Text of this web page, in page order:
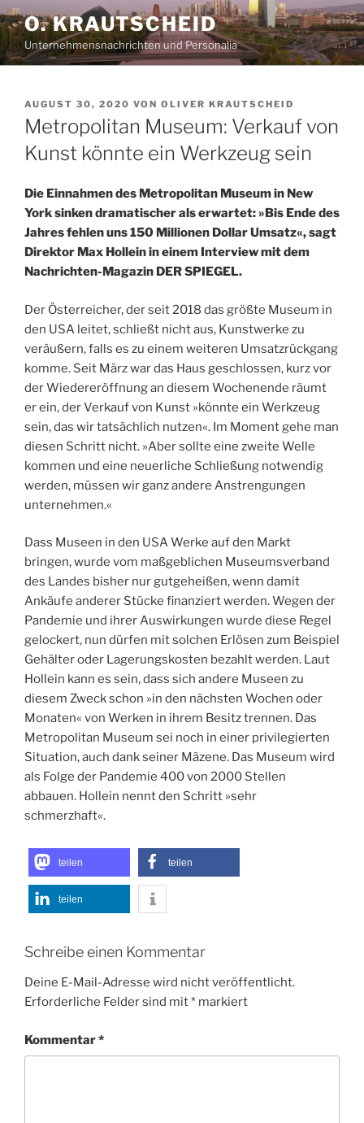
Zum
Inhalt
springen
O. KRAUTSCHEID
Unternehmensnachrichten und Personalia
VERÖFFENTLICHT
AM
AUGUST 30, 2020 VON OLIVER KRAUTSCHEID
Metropolitan Museum: Verkauf von
Kunst könnte ein Werkzeug sein
Die Einnahmen des Metropolitan Museum in New
York sinken dramatischer als erwartet: »Bis Ende des
Jahres fehlen uns 150 Millionen Dollar Umsatz«, sagt
Direktor Max Hollein in einem Interview mit dem
Nachrichten-Magazin DER SPIEGEL.
Der Österreicher, der seit 2018 das größte Museum in
den USA leitet, schließt nicht aus, Kunstwerke zu
veräußern, falls es zu einem weiteren Umsatzrückgang
komme. Seit März war das Haus geschlossen, kurz vor
der Wiedereröffnung an diesem Wochenende räumt
er ein, der Verkauf von Kunst »könnte ein Werkzeug
sein, das wir tatsächlich nutzen«. Im Moment gehe man
diesen Schritt nicht. »Aber sollte eine zweite Welle
kommen und eine neuerliche Schließung notwendig
werden, müssen wir ganz andere Anstrengungen
unternehmen.«
Dass Museen in den USA Werke auf den Markt
bringen, wurde vom maßgeblichen Museums­verband
des Landes bisher nur gutgeheißen, wenn damit
Ankäufe anderer Stücke finanziert werden. Wegen der
Pandemie und ihrer Auswirkungen wurde diese Regel
gelockert, nun dürfen mit solchen Erlösen zum Beispiel
Gehälter oder Lagerungskosten bezahlt werden. Laut
Hollein kann es sein, dass sich andere Museen zu
diesem Zweck schon »in den nächsten Wochen oder
Monaten« von Werken in ihrem Besitz trennen. Das
Metropolitan Museum sei noch in einer privilegierten
Situation, auch dank seiner Mäzene. Das Museum wird
als Folge der Pandemie 400 von 2000 Stellen
abbauen. Hollein nennt den Schritt »sehr
schmerzhaft«.
teilen teilen
teilen
Schreibe einen Kommentar
Deine E-Mail-Adresse wird nicht veröffentlicht.
Erforderliche Felder sind mit* markiert
Kommentar*